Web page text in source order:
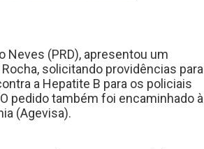
Neves (PRD), apresentou um
solicitando providências para
a Hepatite B para os policiais
pedido também foi encaminhado à
(Agevisa).